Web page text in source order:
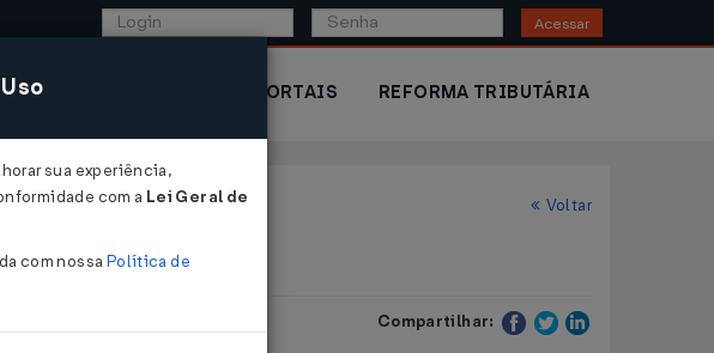
Acessar
COMÉRCIO EXTERIOR PORTAIS REFORMA TRIBUTÁRIA
Voltar
Compartilhar:
sua experiência,
com a Lei Geral de
com nossa Política de